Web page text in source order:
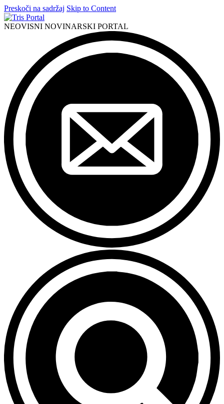
Preskoči na sadržaj Skip to Content
NEOVISNI NOVINARSKI PORTAL